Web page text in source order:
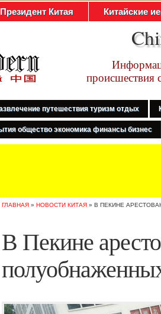
Президент Китая Китайские
происшествия
путешествия туризм отдых
общество экономика финансы бизнес
ГЛАВНАЯ » НОВОСТИ КИТАЯ » В ПЕКИНЕ
В Пекине